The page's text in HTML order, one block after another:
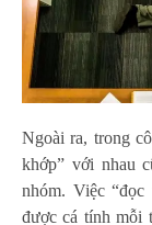
Ngoài ra, trong
khớp” với nhau
nhóm. Việc “đọc
được cá tính mỗi